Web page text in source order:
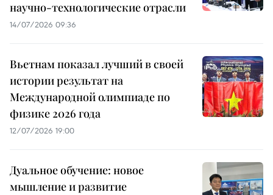
научно-технологические отрасли
14/07/2026 09:36
Вьетнам показал лучший в своей
истории результат на
Международной олимпиаде по
физике 2026 года
12/07/2026 19:00
Дуальное обучение: новое
мышление и развитие